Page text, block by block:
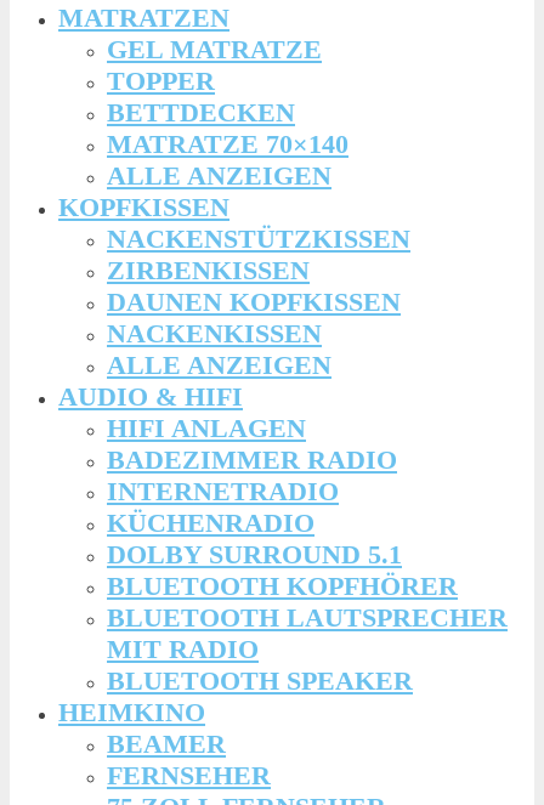
MATRATZEN
GEL MATRATZE
TOPPER
BETTDECKEN
MATRATZE 70×140
ALLE ANZEIGEN
KOPFKISSEN
NACKENSTÜTZKISSEN
ZIRBENKISSEN
DAUNEN KOPFKISSEN
NACKENKISSEN
ALLE ANZEIGEN
AUDIO & HIFI
HIFI ANLAGEN
BADEZIMMER RADIO
INTERNETRADIO
KÜCHENRADIO
DOLBY SURROUND 5.1
BLUETOOTH KOPFHÖRER
BLUETOOTH LAUTSPRECHER
MIT RADIO
BLUETOOTH SPEAKER
HEIMKINO
BEAMER
FERNSEHER